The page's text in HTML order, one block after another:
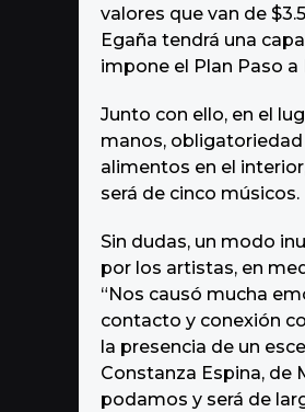
valores que van de
Egaña tendrá una
impone el Plan Paso
Junto con ello, en el
manos,
alimentos en el
será de cinco músicos.
Sin dudas, un modo
por los artistas, en
“Nos causó mucha
contacto y conexión
la presencia de un
Constanza Espina, de
podamos y será de